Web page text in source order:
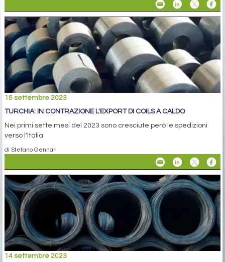
15 settembre 2023
TURCHIA: IN CONTRAZIONE L'EXPORT DI COILS A CALDO
Nei primi sette mesi del 2023 sono cresciute però le spedizioni
verso l'Italia
di Stefano Gennari
14 settembre 2023